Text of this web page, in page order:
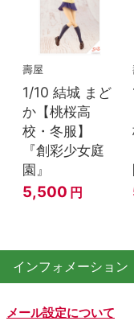
壽屋
1/10 結城 まど
か【桃桜高
校・冬服】
『創彩少女庭
園』
5,500 円
インフォメーション
メール設定について